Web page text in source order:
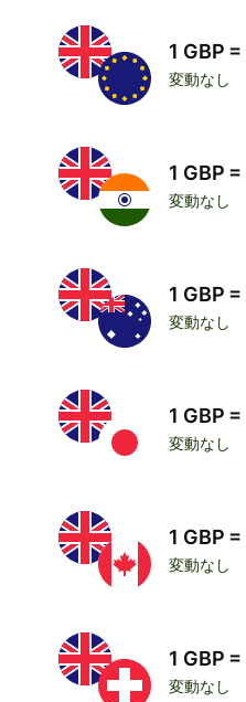
1 GBP =
変動なし
1 GBP
変動なし
1 GBP
変動なし
1 GBP
変動なし
1 GBP
変動なし
1 GBP
変動なし